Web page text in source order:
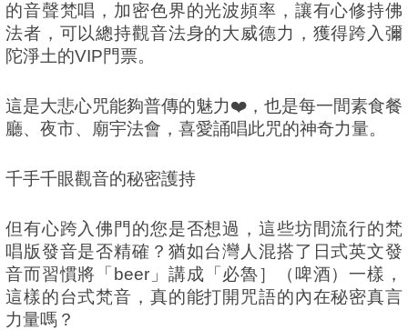
的音聲梵唱，加密色界的光波頻率，讓有心修持佛
法者，可以總持觀音法身的大威德力，獲得跨入彌
陀淨土的VIP門票。
這是大悲心咒能夠普傳的魅力❤️，也是每一間素食餐
廳、夜市、廟宇法會，喜愛誦唱此咒的神奇力量。
千手千眼觀音的秘密護持
但有心跨入佛門的您是否想過，這些坊間流行的梵
唱版發音是否精確？猶如台灣人混搭了日式英文發
音而習慣將「beer」講成「必魯］（啤酒）一樣，
這樣的台式梵音，真的能打開咒語的內在秘密真言
力量嗎？